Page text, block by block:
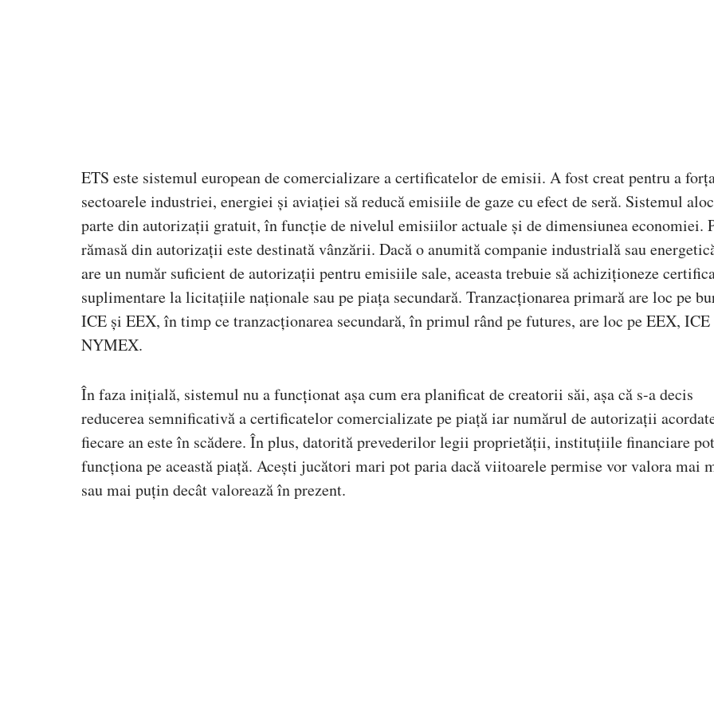
ETS este sistemul european de comercializare a certificatelor de emisii. A fost creat pentru a
sectoarele industriei, energiei și aviației să reducă emisiile de gaze cu efect de seră. Sistemul
parte din autorizații gratuit, în funcție de nivelul emisiilor actuale și de dimensiunea economiei.
rămasă din autorizații este destinată vânzării. Dacă o anumită companie industrială sau
are un număr suficient de autorizații pentru emisiile sale, aceasta trebuie să achiziționeze
suplimentare la licitațiile naționale sau pe piața secundară. Tranzacționarea primară are loc pe
ICE și EEX, în timp ce tranzacționarea secundară, în primul rând pe futures, are loc pe EEX, ICE
NYMEX.
În faza inițială, sistemul nu a funcționat așa cum era planificat de creatorii săi, așa că s-a decis
reducerea semnificativă a certificatelor comercializate pe piață iar numărul de autorizații
fiecare an este în scădere. În plus, datorită prevederilor legii proprietății, instituțiile financiare pot
funcționa pe această piață. Acești jucători mari pot paria dacă viitoarele permise vor valora mai
sau mai puțin decât valorează în prezent.